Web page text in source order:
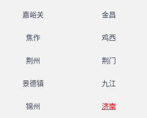
嘉峪关 金昌
焦作 鸡西
荆州 荆门
景德镇 九江
锦州 济南